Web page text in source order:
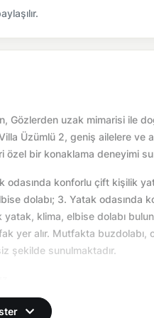
Gözlerden uzak mimarisi ile
Üzümlü 2, geniş ailelere ve
özel bir konaklama deneyimi
konforlu çift kişilik
dolabı; 3. Yatak odasında
klima, elbise dolabı
yer alır. Mutfakta buzdolabı,
şekilde sunulmaktadır.
altyapı çalışmaları